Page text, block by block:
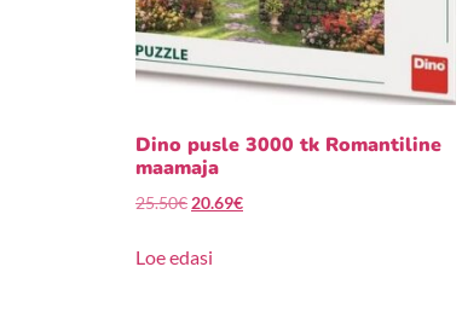
Dino pusle 3000 tk Romantiline
maamaja
25.50€ 20.69€
Loe edasi